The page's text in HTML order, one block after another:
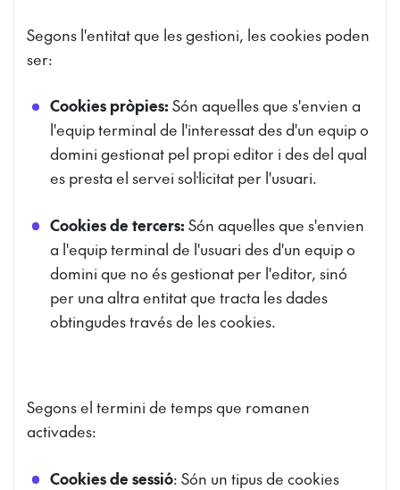
Segons l'entitat que les gestioni, les cookies poden
ser:
Cookies pròpies: Són aquelles que s'envien a
l'equip terminal de l'interessat des d'un equip o
domini gestionat pel propi editor i des del qual
es presta el servei sol·licitat per l'usuari.
Cookies de tercers: Són aquelles que s'envien
a l'equip terminal de l'usuari des d'un equip o
domini que no és gestionat per l'editor, sinó
per una altra entitat que tracta les dades
obtingudes través de les cookies.
Segons el termini de temps que romanen
activades:
Cookies de sessió: Són un tipus de cookies